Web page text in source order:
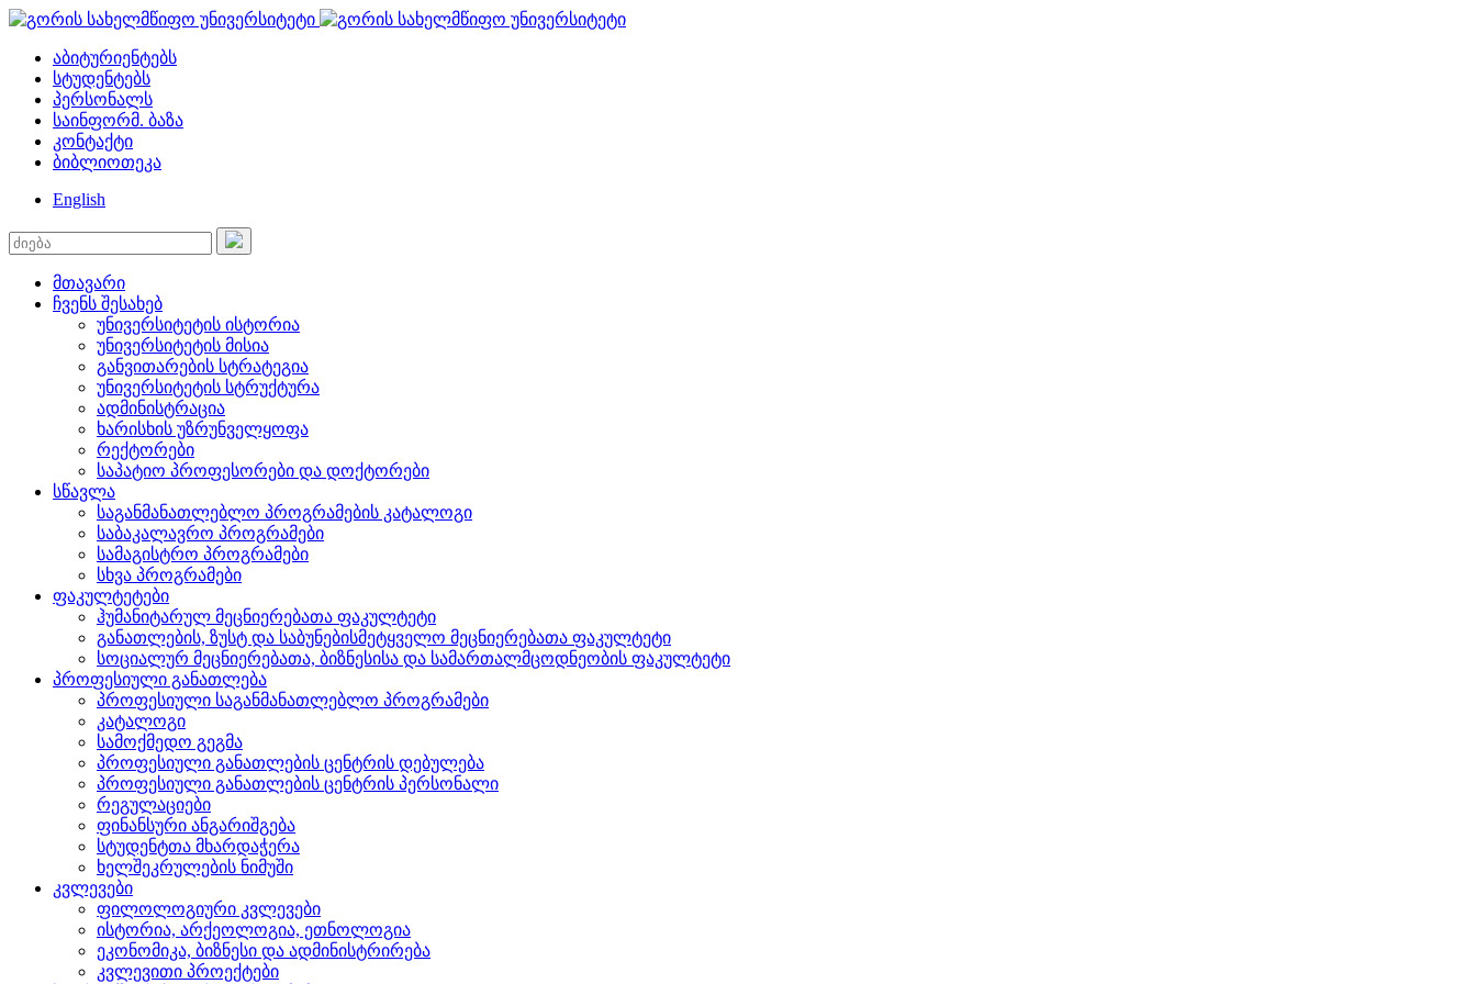
აბიტურიენტებს
სტუდენტებს
პერსონალს
საინფორმ. ბაზა
კონტაქტი
ბიბლიოთეკა
English
მთავარი
ჩვენს შესახებ
უნივერსიტეტის ისტორია
უნივერსიტეტის მისია
განვითარების სტრატეგია
უნივერსიტეტის სტრუქტურა
ადმინისტრაცია
ხარისხის უზრუნველყოფა
რექტორები
საპატიო პროფესორები და დოქტორები
სწავლა
საგანმანათლებლო პროგრამების კატალოგი
საბაკალავრო პროგრამები
სამაგისტრო პროგრამები
სხვა პროგრამები
ფაკულტეტები
ჰუმანიტარულ მეცნიერებათა ფაკულტეტი
განათლების, ზუსტ და საბუნებისმეტყველო მეცნიერებათა ფაკულტეტი
სოციალურ მეცნიერებათა, ბიზნესისა და სამართალმცოდნეობის ფაკულტეტი
პროფესიული განათლება
პროფესიული საგანმანათლებლო პროგრამები
კატალოგი
სამოქმედო გეგმა
პროფესიული განათლების ცენტრის დებულება
პროფესიული განათლების ცენტრის პერსონალი
რეგულაციები
ფინანსური ანგარიშგება
სტუდენტთა მხარდაჭერა
ხელშეკრულების ნიმუში
კვლევები
ფილოლოგიური კვლევები
ისტორია, არქეოლოგია, ეთნოლოგია
ეკონომიკა, ბიზნესი და ადმინისტრირება
კვლევითი პროექტები